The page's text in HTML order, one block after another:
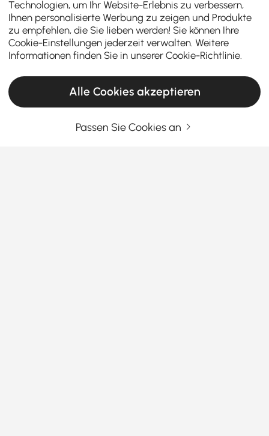
Geben Sie Ihre E-Mail-Adresse Ein
Technologien, um Ihr Website-Erlebnis zu verbessern,
Ihnen personalisierte Werbung zu zeigen und Produkte
zu empfehlen, die Sie lieben werden! Sie können Ihre
Cookie-Einstellungen jederzeit verwalten. Weitere
Informationen finden Sie in unsererCookie-Richtlinie
Alle Cookies akzeptieren
Passen Sie Cookies an